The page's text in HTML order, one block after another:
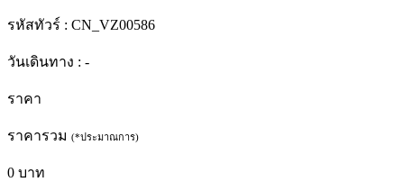
รหัสทัวร์ : CN_VZ00586
วันเดินทาง : -
ราคา
ราคารวม (*ประมาณการ)
0 บาท